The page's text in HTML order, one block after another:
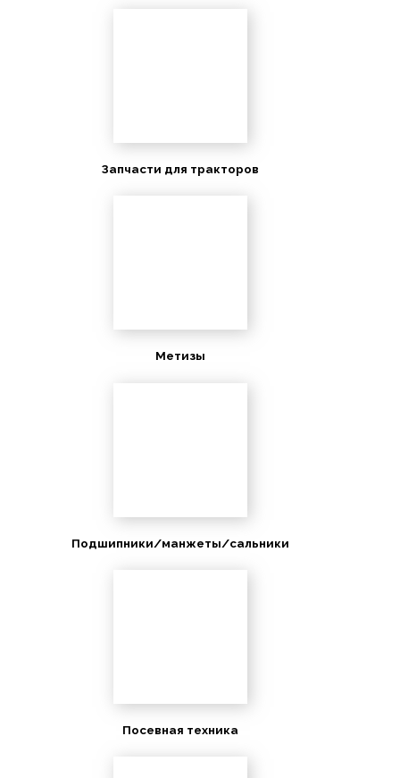
Запчасти для тракторов
Метизы
Подшипники/манжеты/сальники
Посевная техника